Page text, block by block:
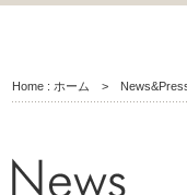
Home : ホーム >